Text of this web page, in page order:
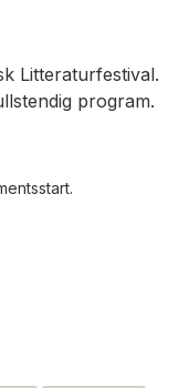
Litteraturfestival.
program.